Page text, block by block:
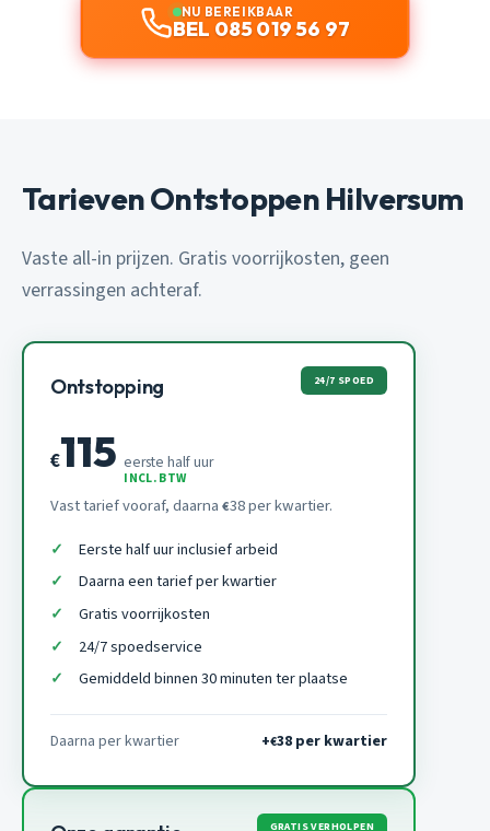
NU BEREIKBAAR
BEL 085 019 56 97
Tarieven Ontstoppen Hilversum
Vaste all-in prijzen. Gratis voorrijkosten, geen
verrassingen achteraf.
Ontstopping 24/7 SPOED
€115 eerste half uur
INCL. BTW
Vast tarief vooraf, daarna €38 per kwartier.
Eerste half uur inclusief arbeid
Daarna een tarief per kwartier
Gratis voorrijkosten
24/7 spoedservice
Gemiddeld binnen 30 minuten ter plaatse
Daarna per kwartier +€38 per kwartier
GRATIS VERHOLPEN